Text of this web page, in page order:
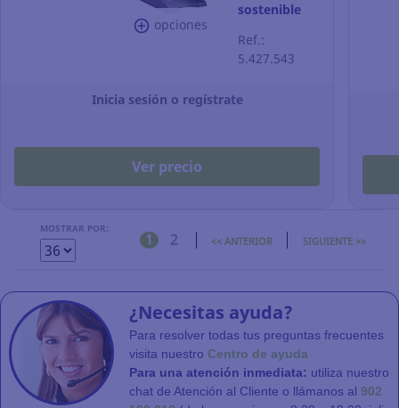
opciones
sostenible
- poliestireno
- negro
Ref.:
5.427.543
Inicia sesión o regístrate
Ver precio
MOSTRAR POR:
1 2 << ANTERIOR SIGUIENTE >>
¿Necesitas ayuda?
Para resolver todas tus preguntas frecuentes
visita nuestro Centro de ayuda
Para una atención inmediata: utiliza nuestro
chat de Atención al Cliente o llámanos al 902